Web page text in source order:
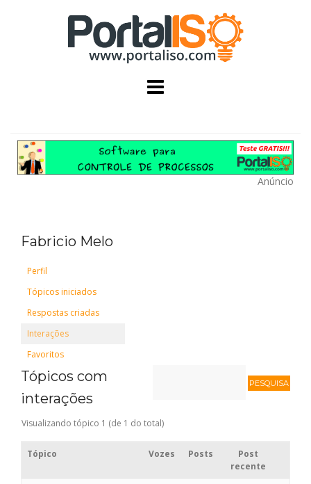
Anúncio
Fabricio Melo
Perfil
Tópicos iniciados
Respostas criadas
Interações
Favoritos
Tópicos com
interações
Visualizando tópico 1 (de 1 do total)
Tópico Vozes Posts
Post
recente